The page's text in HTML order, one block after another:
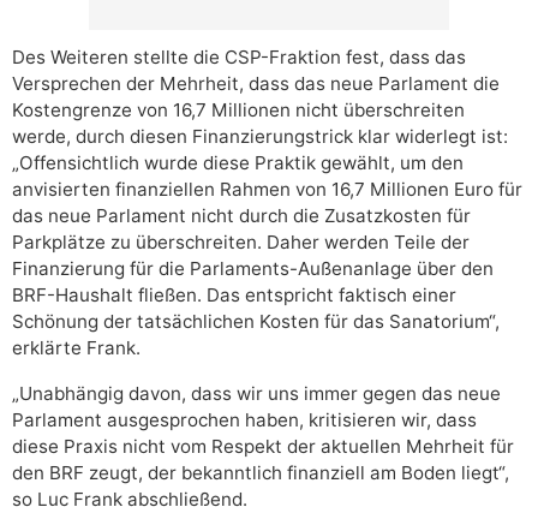
Des Weiteren stellte die CSP-Fraktion fest, dass das
Versprechen der Mehrheit, dass das neue Parlament die
Kostengrenze von 16,7 Millionen nicht überschreiten
werde, durch diesen Finanzierungstrick klar widerlegt ist:
„Offensichtlich wurde diese Praktik gewählt, um den
anvisierten finanziellen Rahmen von 16,7 Millionen Euro für
das neue Parlament nicht durch die Zusatzkosten für
Parkplätze zu überschreiten. Daher werden Teile der
Finanzierung für die Parlaments-Außenanlage über den
BRF-Haushalt fließen. Das entspricht faktisch einer
Schönung der tatsächlichen Kosten für das Sanatorium“,
erklärte Frank.
„Unabhängig davon, dass wir uns immer gegen das neue
Parlament ausgesprochen haben, kritisieren wir, dass
diese Praxis nicht vom Respekt der aktuellen Mehrheit für
den BRF zeugt, der bekanntlich finanziell am Boden liegt“,
so Luc Frank abschließend.